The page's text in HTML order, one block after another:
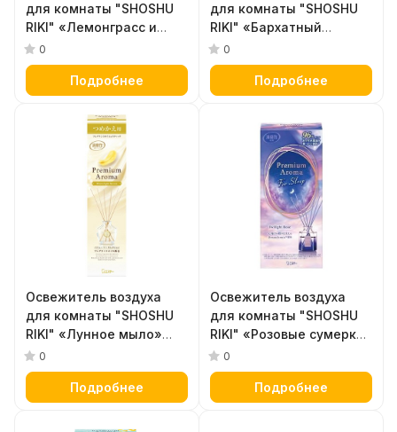
для комнаты "SHOSHU
RIKI" «Лемонграсс и
вербена» (сменный
флакон + картонные
стики) 80 мл
0
Подробнее
для комнаты "SHOSHU
RIKI" «Бархатный
мускус» (стеклянный
флакон + наполнитель +
палочки) 50 мл
0
Подробнее
Освежитель воздуха
для комнаты "SHOSHU
RIKI" «Лунное мыло»
(сменная упаковка -
наполнитель + палочки)
0
Подробнее
Освежитель воздуха
для комнаты "SHOSHU
RIKI" «Розовые сумерки»
(стеклянный флакон +
наполнитель + палочки)
0
Подробнее